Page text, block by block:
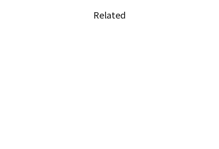
Related